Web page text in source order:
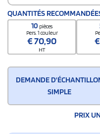
QUANTITÉS
10 pièces
Pers. 1 couleur
€70,90
HT
€
DEMANDE
SIMPLE
PRIX